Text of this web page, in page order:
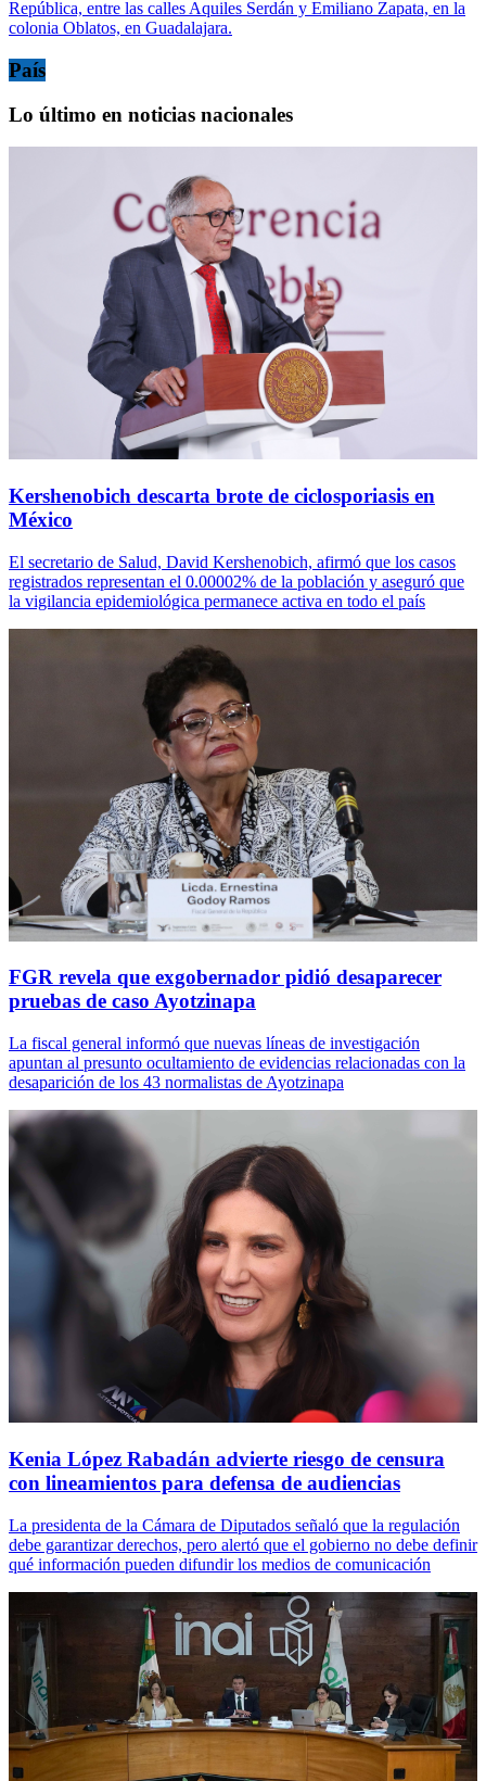
República, entre las calles Aquiles Serdán y Emiliano Zapata, en la
colonia Oblatos, en Guadalajara.
País
Lo último en noticias nacionales
Kershenobich descarta brote de ciclosporiasis en
México
El secretario de Salud, David Kershenobich, afirmó que los casos
registrados representan el 0.00002% de la población y aseguró que
la vigilancia epidemiológica permanece activa en todo el país
FGR revela que exgobernador pidió desaparecer
pruebas de caso Ayotzinapa
La fiscal general informó que nuevas líneas de investigación
apuntan al presunto ocultamiento de evidencias relacionadas con la
desaparición de los 43 normalistas de Ayotzinapa
Kenia López Rabadán advierte riesgo de censura
con lineamientos para defensa de audiencias
La presidenta de la Cámara de Diputados señaló que la regulación
debe garantizar derechos, pero alertó que el gobierno no debe definir
qué información pueden difundir los medios de comunicación